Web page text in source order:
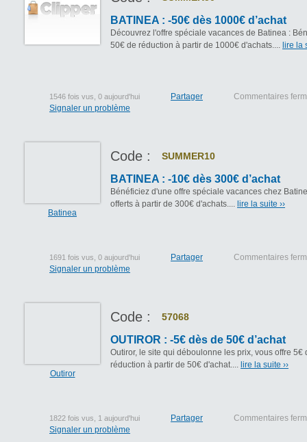
BATINEA : -50€ dès 1000€ d’achat
Découvrez l'offre spéciale vacances de Batinea :
50€ de réduction à partir de 1000€ d'achats.... lire la
1546 fois vus, 0 aujourd'hui Partager
Commentaires
Signaler un problème
Batinea
Code : SUMMER10
BATINEA : -10€ dès 300€ d’achat
Bénéficiez d'une offre spéciale vacances chez
offerts à partir de 300€ d'achats.... lire la suite ››
1691 fois vus, 0 aujourd'hui Partager
Commentaires
Signaler un problème
Outiror
Code : 57068
OUTIROR : -5€ dès de 50€ d’achat
Outiror, le site qui déboulonne les prix, vous offre 5€
réduction à partir de 50€ d'achat.... lire la suite ››
1822 fois vus, 1 aujourd'hui Partager
Commentaires
Signaler un problème